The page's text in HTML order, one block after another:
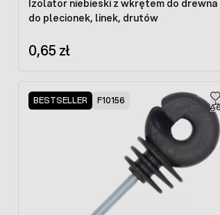
Izolator niebieski z wkrętem do drewna
do plecionek, linek, drutów
0,65 zł
BESTSELLER F10156